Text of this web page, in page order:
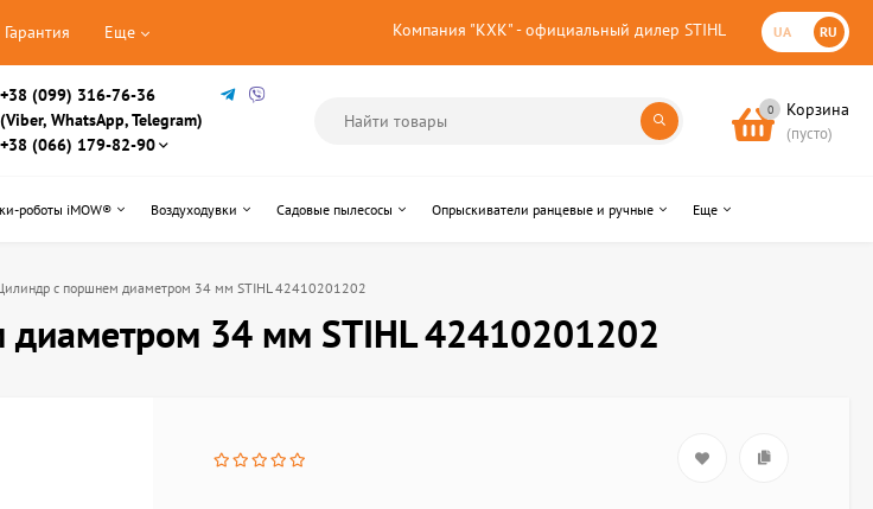
Компания "КХК" - официальный дилер STIHL UA RU
Гарантия Еще
+38 (099) 316-76-36
(Viber, WhatsApp, Telegram)
+38 (066) 179-82-90
0 Корзина
(пусто)
роботы iMOW® Воздуходувки Садовые пылесосы Опрыскиватели ранцевые и ручные Еще
с поршнем диаметром 34 мм STIHL 42410201202
34 мм STIHL 42410201202